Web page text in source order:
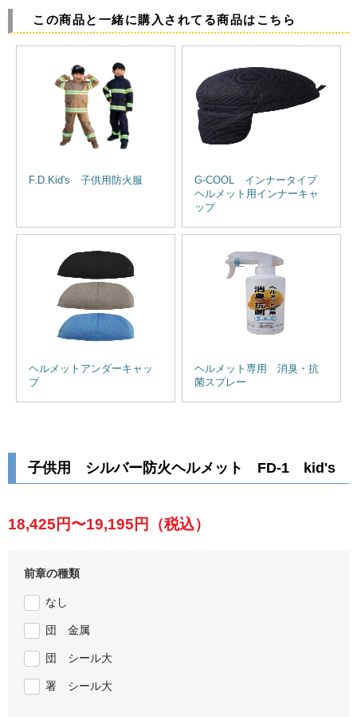
この商品と一緒に購入されてる商品はこちら
F.D.Kid's 子供用防火服
G-COOL インナータイプ
ヘルメット用インナーキャ
ップ
ヘルメットアンダーキャッ
プ
ヘルメット専用 消臭・抗
菌スプレー
子供用 シルバー防火ヘルメット FD-1 kid's
18,425円〜19,195円 （税込）
前章の種類
なし
団 金属
団 シール大
署 シール大